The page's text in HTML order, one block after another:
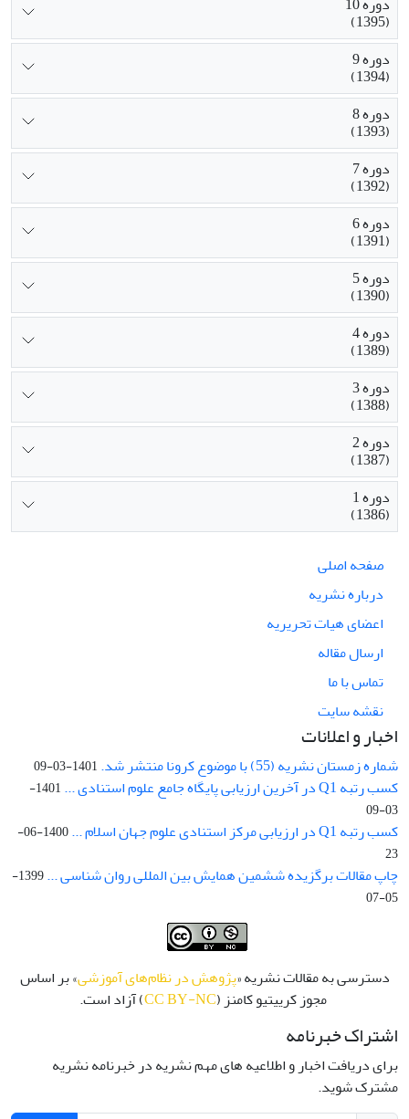
(1395)
دوره 9
(1394)
دوره 8
(1393)
دوره 7
(1392)
دوره 6
(1391)
دوره 5
(1390)
دوره 4
(1389)
دوره 3
(1388)
دوره 2
(1387)
دوره 1
(1386)
صفحه اصلی
درباره نشریه
اعضای هیات تحریریه
ارسال مقاله
تماس با ما
نقشه سایت
اخبار و اعلانات
شماره زمستان نشریه (55) با موضوع کرونا منتشر شد. 1401-03-09
کسب رتبه Q1 در آخرین ارزیابی پایگاه جامع علوم استنادی ...
1401-
03-09
کسب رتبه Q1 در ارزیابی مرکز استنادی علوم جهان اسلام ...
1400-06-
23
چاپ مقالات برگزیده ششمین همایش بین المللی روان شناسی ...
1399-
05-07
دسترسی به مقالات نشریه «پژوهش در نظام‌های آموزشی» بر اساس
مجوز کرییتیو کامنز (CC BY-NC) آزاد است.
اشتراک خبرنامه
برای دریافت اخبار و اطلاعیه های مهم نشریه در خبرنامه نشریه
مشترک شوید.